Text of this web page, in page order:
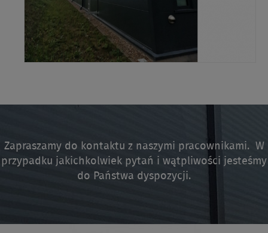
Zapraszamy do kontaktu z naszymi pracownikami. W
przypadku jakichkolwiek pytań i wątpliwości jesteśmy
do Państwa dyspozycji.